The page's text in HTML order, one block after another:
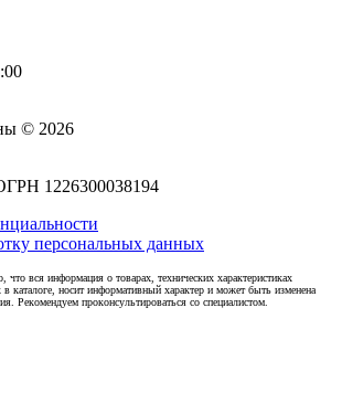
© 2026
1226300038194
персональных данных
вся информация о товарах, технических характеристиках
в каталоге, носит информативный характер и может быть изменена
Рекомендуем проконсультироваться со специалистом.